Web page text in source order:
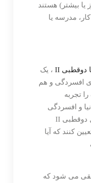
یا بیشتر) هستند
مدرسه یا
، یک
افسردگی و هم
را تجربه
و افسردگی
بدون شیدایی نشان دهنده اختلال دوقطبی II
کنند که آیا
می شود که